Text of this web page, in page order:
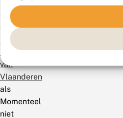
op
de
van
Vlaanderen
als
Momenteel
niet